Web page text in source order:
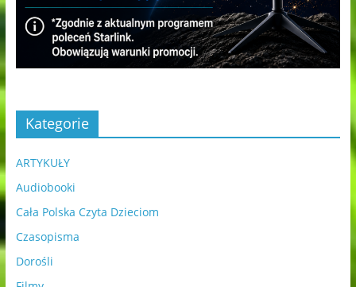
Kategorie
ARTYKUŁY
Audiobooki
Cała Polska Czyta Dzieciom
Czasopisma
Dorośli